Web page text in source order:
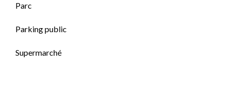
Parc
Parking public
Supermarché